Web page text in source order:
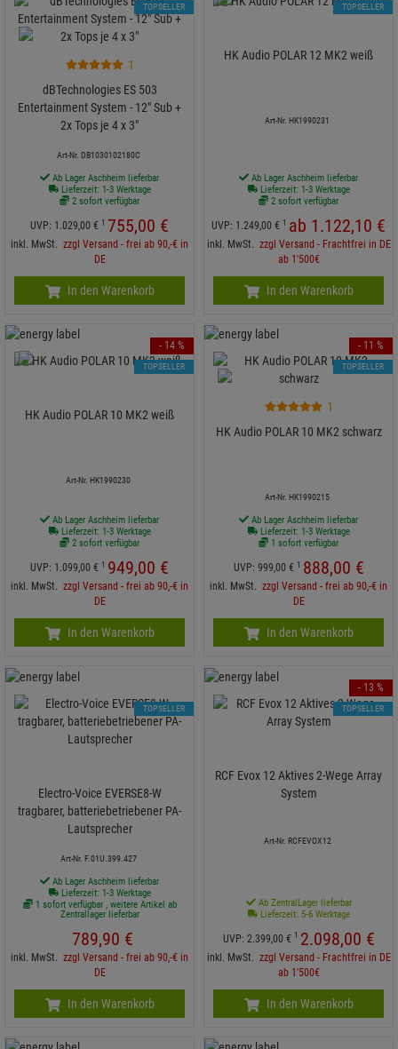
1
dBTechnologies ES 503
Entertainment System - 12" Sub +
2x Tops je 4 x 3"
Art-Nr. DB1030102180C
Ab Lager Aschheim lieferbar
Lieferzeit: 1-3 Werktage
2 sofort verfügbar
UVP: 1.029,00 € 1 755,00 €
inkl. MwSt. zzgl Versand - frei ab 90,-€ in
DE
TOPSELLER
In den Warenkorb
HK Audio POLAR 12 MK2 weiß
Art-Nr. HK1990231
Ab Lager Aschheim lieferbar
Lieferzeit: 1-3 Werktage
2 sofort verfügbar
UVP: 1.249,00 € 1 ab 1.122,10 €
inkl. MwSt. zzgl Versand - Frachtfrei in DE
ab 1'500€
TOPSELLER
In den Warenkorb
HK Audio POLAR 10 MK2 weiß
Art-Nr. HK1990230
Ab Lager Aschheim lieferbar
Lieferzeit: 1-3 Werktage
2 sofort verfügbar
UVP: 1.099,00 € 1 949,00 €
inkl. MwSt. zzgl Versand - frei ab 90,-€ in
DE
- 14 %
TOPSELLER
In den Warenkorb
1
HK Audio POLAR 10 MK2 schwarz
Art-Nr. HK1990215
Ab Lager Aschheim lieferbar
Lieferzeit: 1-3 Werktage
1 sofort verfügbar
UVP: 999,00 € 1 888,00 €
inkl. MwSt. zzgl Versand - frei ab 90,-€ in
DE
- 11 %
TOPSELLER
In den Warenkorb
Electro-Voice EVERSE8-W
tragbarer, batteriebetriebener PA-
Lautsprecher
Art-Nr. F.01U.399.427
Ab Lager Aschheim lieferbar
Lieferzeit: 1-3 Werktage
1 sofort verfügbar , weitere Artikel ab
Zentrallager lieferbar
789,90 €
inkl. MwSt. zzgl Versand - frei ab 90,-€ in
DE
TOPSELLER
In den Warenkorb
RCF Evox 12 Aktives 2-Wege Array
System
Art-Nr. RCFEVOX12
Ab ZentralLager lieferbar
Lieferzeit: 5-6 Werktage
UVP: 2.399, 00 € 1 2.098,00 €
inkl. MwSt. zzgl Versand - Frachtfrei in DE
ab 1'500€
- 13 %
TOPSELLER
In den Warenkorb